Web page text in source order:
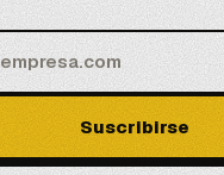
Suscribirse